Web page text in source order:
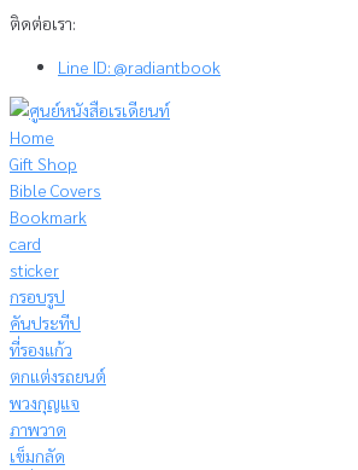
Skip
content
ติดต่อเรา:
Line ID: @radiantbook
Home
Gift Shop
Bible Covers
Bookmark
card
sticker
กรอบรูป
คันประทีป
ที่รองแก้ว
ตกแต่งรถยนต์
พวงกุญแจ
ภาพวาด
เข็มกลัด